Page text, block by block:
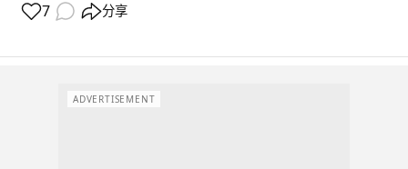
7 分享
ADVERTISEMENT